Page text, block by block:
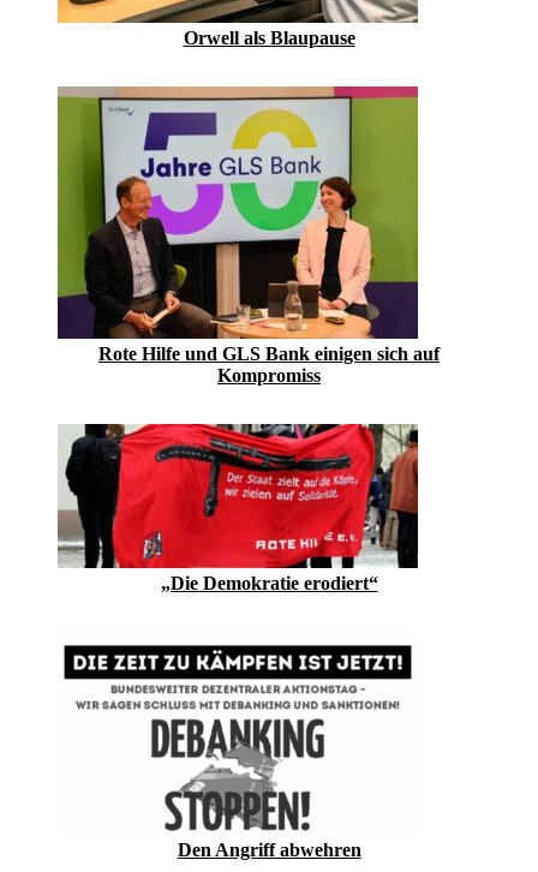
Orwell als Blaupause
Rote Hilfe und GLS Bank einigen sich auf
Kompromiss
„Die Demokratie erodiert“
Den Angriff abwehren